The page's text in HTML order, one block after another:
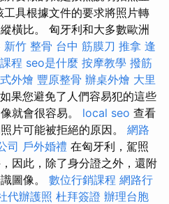
具根據文件的要求將照片轉
橫比。 匈牙利和大多數歐洲
新竹 整骨 台中 筋膜刀 推拿 逢
程 seo是什麼 按摩教學 撥筋
外燴 豐原整骨 辦桌外燴 大里
果您避免了人們容易犯的這些
就會很容易。 local seo 查看
片可能被拒絕的原因。 網路
司 戶外婚禮 在匈牙利，駕照
因此，除了身分證之外，還附
圖像。 數位行銷課程 網路行
代辦護照 杜拜簽證 辦理台胞